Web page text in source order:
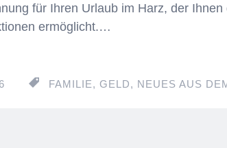
für Ihren Urlaub im Harz, der
ermöglicht.…
FAMILIE, GELD, NEUES AUS